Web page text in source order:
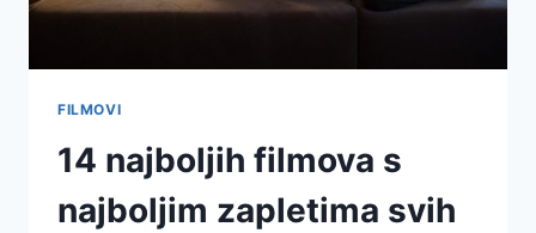
FILMOVI
14 najboljih filmova s
najboljim zapletima svih